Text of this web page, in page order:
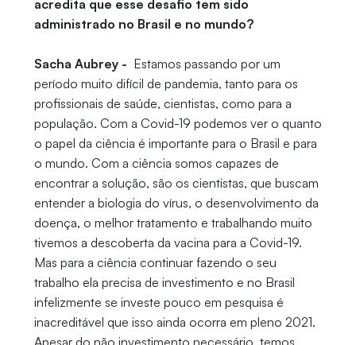
acredita que esse desafio tem sido
administrado no Brasil e no mundo?
Sacha Aubrey - Estamos passando por um
período muito difícil de pandemia, tanto para os
profissionais de saúde, cientistas, como para a
população. Com a Covid-19 podemos ver o quanto
o papel da ciência é importante para o Brasil e para
o mundo. Com a ciência somos capazes de
encontrar a solução, são os cientistas, que buscam
entender a biologia do vírus, o desenvolvimento da
doença, o melhor tratamento e trabalhando muito
tivemos a descoberta da vacina para a Covid-19.
Mas para a ciência continuar fazendo o seu
trabalho ela precisa de investimento e no Brasil
infelizmente se investe pouco em pesquisa é
inacreditável que isso ainda ocorra em pleno 2021.